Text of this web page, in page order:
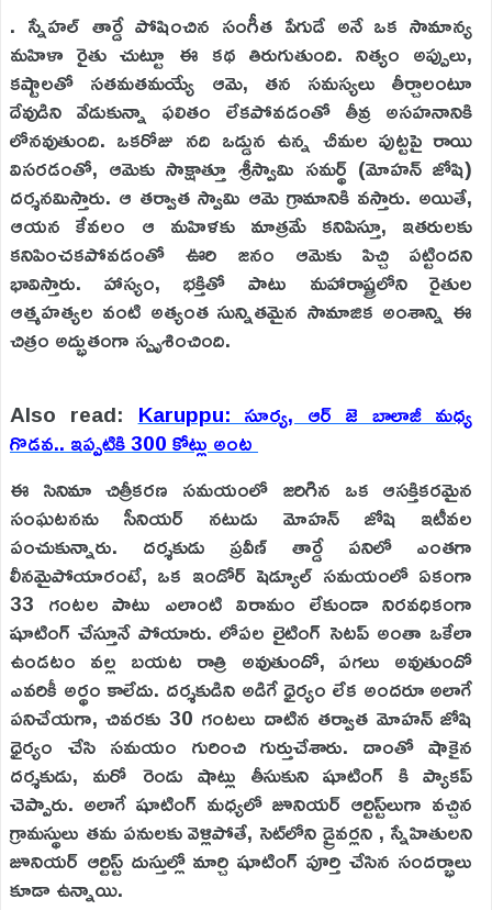
. స్నేహల్ తార్డే పోషించిన సంగీత పేగుడే అనే ఒక సామాన్య
మహిళా రైతు చుట్టూ ఈ కథ తిరుగుతుంది. నిత్యం అప్పులు,
కష్టాలతో సతమతమయ్యే ఆమె, తన సమస్యలు తీర్చాలంటూ
దేవుడిని వేడుకున్నా ఫలితం లేకపోవడంతో తీవ్ర అసహనానికి
లోనవుతుంది. ఒకరోజు నది ఒడ్డున ఉన్న చీమల పుట్టపై రాయి
విసరడంతో, ఆమెకు సాక్షాత్తూ శ్రీస్వామి సమర్థ్ (మోహన్ జోషి)
దర్శనమిస్తారు. ఆ తర్వాత స్వామి ఆమె గ్రామానికి వస్తారు. అయితే,
ఆయన కేవలం ఆ మహిళకు మాత్రమే కనిపిస్తూ, ఇతరులకు
కనిపించకపోవడంతో ఊరి జనం ఆమెకు పిచ్చి పట్టిందని
భావిస్తారు. హాస్యం, భక్తితో పాటు మహారాష్ట్రలోని రైతుల
ఆత్మహత్యల వంటి అత్యంత సున్నితమైన సామాజిక అంశాన్ని ఈ
చిత్రం అద్భుతంగా స్పృశించింది.
Also read: Karuppu: సూర్య, ఆర్ జె బాలాజీ మధ్య
గొడవ.. ఇప్పటికి 300 కోట్లు అంట
ఈ సినిమా చిత్రీకరణ సమయంలో జరిగిన ఒక ఆసక్తికరమైన
సంఘటనను సీనియర్ నటుడు మోహన్ జోషి ఇటీవల
పంచుకున్నారు. దర్శకుడు ప్రవీణ్ తార్డే పనిలో ఎంతగా
లీనమైపోయారంటే, ఒక ఇండోర్ షెడ్యూల్ సమయంలో ఏకంగా
33 గంటల పాటు ఎలాంటి విరామం లేకుండా నిరవధికంగా
షూటింగ్ చేస్తూనే పోయారు. లోపల లైటింగ్ సెటప్ అంతా ఒకేలా
ఉండటం వల్ల బయట రాత్రి అవుతుందో, పగలు అవుతుందో
ఎవరికీ అర్థం కాలేదు. దర్శకుడిని అడిగే ధైర్యం లేక అందరూ అలాగే
పనిచేయగా, చివరకు 30 గంటలు దాటిన తర్వాత మోహన్ జోషి
ధైర్యం చేసి సమయం గురించి గుర్తుచేశారు. దాంతో షాకైన
దర్శకుడు, మరో రెండు షాట్లు తీసుకుని షూటింగ్‌ కి ప్యాకప్
చెప్పారు. అలాగే షూటింగ్ మధ్యలో జూనియర్ ఆర్టిస్ట్‌లుగా వచ్చిన
గ్రామస్థులు తమ పనులకు వెళ్లిపోతే, సెట్‌లోని డ్రైవర్లని , స్నేహితులని
జూనియర్ ఆర్టిస్ట్ దుస్తుల్లో మార్చి షూటింగ్ పూర్తి చేసిన సందర్భాలు
కూడా ఉన్నాయి.